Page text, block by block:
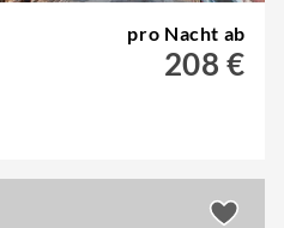
pro Nacht ab
208 €